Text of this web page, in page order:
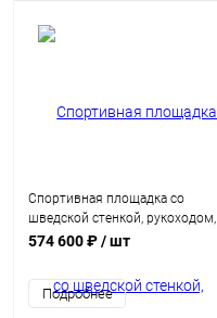
Спортивная площадка со
шведской стенкой, рукоходом,
турниками и брусьями
574 600 ₽/ шт
Подробнее